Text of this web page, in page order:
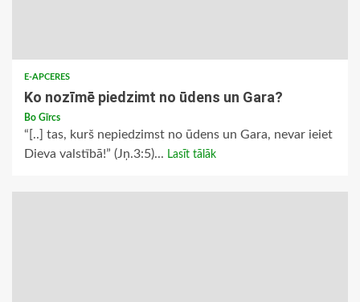
E-APCERES
Ko nozīmē piedzimt no ūdens un Gara?
Bo Gīrcs
“[..] tas, kurš nepiedzimst no ūdens un Gara, nevar ieiet
Dieva valstībā!” (Jņ.3:5)... Lasīt tālāk